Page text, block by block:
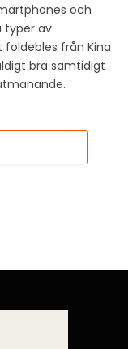
och
typer av
från Kina
bra samtidigt